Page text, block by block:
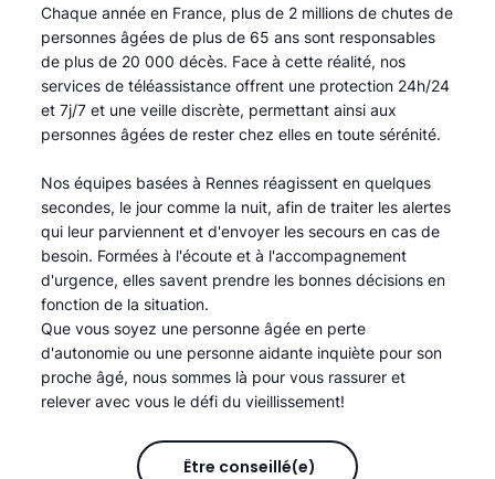
Chaque année en France, plus de 2 millions de chutes de
personnes âgées de plus de 65 ans sont responsables
de plus de 20 000 décès. Face à cette réalité, nos
services de téléassistance offrent une protection 24h/24
et 7j/7 et une veille discrète, permettant ainsi aux
personnes âgées de rester chez elles en toute sérénité.​
Nos équipes basées à Rennes réagissent en quelques
secondes, le jour comme la nuit, afin de traiter les alertes
qui leur parviennent et d'envoyer les secours en cas de
besoin. Formées à l'écoute et à l'accompagnement
d'urgence, elles savent prendre les bonnes décisions en
fonction de la situation.
Que vous soyez une personne âgée en perte
d'autonomie ou une personne aidante inquiète pour son
proche âgé, nous sommes là pour vous rassurer et
relever avec vous le défi du vieillissement!
Être conseillé(e)